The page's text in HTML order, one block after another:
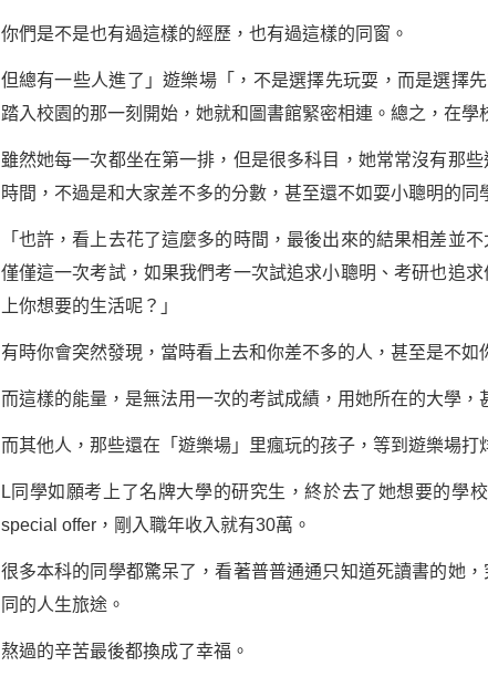
你們是不是也有過這樣的經歷，也有過這樣的同窗。
但總有一些人進了」遊樂場「，不是選擇先玩耍，而是選擇
踏入校園的那一刻開始，她就和圖書館緊密相連。總之，在
雖然她每一次都坐在第一排，但是很多科目，她常常沒有那
時間，不過是和大家差不多的分數，甚至還不如耍小聰明的同
「也許，看上去花了這麼多的時間，最後出來的結果相差並
僅僅這一次考試，如果我們考一次試追求小聰明、考研也追
上你想要的生活呢？」
有時你會突然發現，當時看上去和你差不多的人，甚至是不如
而這樣的能量，是無法用一次的考試成績，用她所在的大學，
而其他人，那些還在「遊樂場」里瘋玩的孩子，等到遊樂場
L同學如願考上了名牌大學的研究生，終於去了她想要的學
special offer，剛入職年收入就有30萬。
很多本科的同學都驚呆了，看著普普通通只知道死讀書的她
同的人生旅途。
熬過的辛苦最後都換成了幸福。